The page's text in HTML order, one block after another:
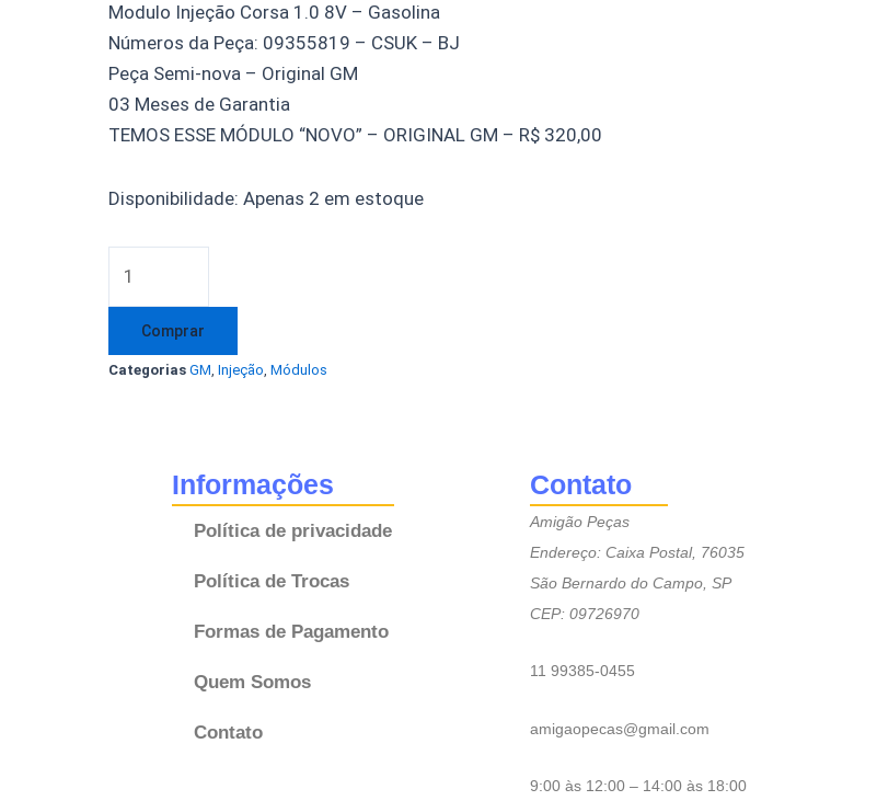
Modulo Injeção Corsa 1.0 8V – Gasolina
Números da Peça: 09355819 – CSUK – BJ
Peça Semi-nova – Original GM
03 Meses de Garantia
TEMOS ESSE MÓDULO “NOVO” – ORIGINAL GM – R$ 320,00
Disponibilidade: Apenas 2 em estoque
Modulo
1.0
Gasolina
09355819
quantidade
Comprar
Categorias GM, Injeção, Módulos
Informações
Política de privacidade
Política de Trocas
Formas de Pagamento
Quem Somos
Contato
Contato
Amigão Peças
Endereço: Caixa Postal, 76035
São Bernardo do Campo, SP
CEP: 09726970
11 99385-0455
amigaopecas@gmail.com
9:00 às 12:00 – 14:00 às 18:00